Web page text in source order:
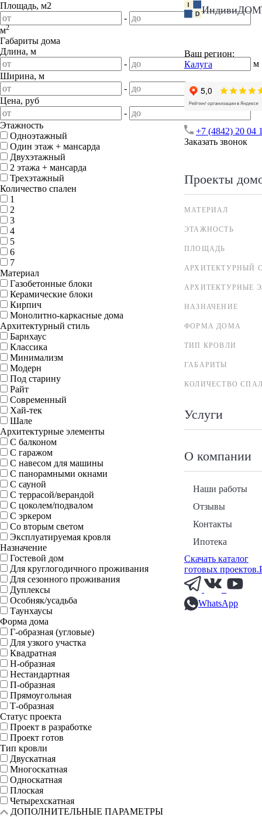
ИндивиДОМ
Ваш регион:
Калуга
+7 (4842) 20 04
Заказать звонок
Проекты
МАТЕРИАЛ
ЭТАЖНОСТЬ
ПЛОЩАДЬ
АРХИТЕКТУРНЫЙ
АРХИТЕКТУРНЫЕ
НАЗНАЧЕНИЕ
ФОРМА ДОМА
ТИП КРОВЛИ
ГАБАРИТЫ
КОЛИЧЕСТВО
Услуги
О компании
Наши работы
Отзывы
Контакты
Ипотека
Скачать каталог
готовых
WhatsApp
Площадь, м2
-
м2
Габариты дома
Длина, м
-
м
Ширина, м
-
м
Цена, руб
-
Этажность
Одноэтажный
Один этаж + мансарда
Двухэтажный
2 этажа + мансарда
Трехэтажный
Количество спален
1
2
3
4
5
6
7
Материал
Газобетонные блоки
Керамические блоки
Кирпич
Монолитно-каркасные дома
Архитектурный стиль
Барнхаус
Классика
Минимализм
Модерн
Под старину
Райт
Современный
Хай-тек
Шале
Архитектурные элементы
С балконом
С гаражом
С навесом для машины
С панорамными окнами
С сауной
С террасой/верандой
С цоколем/подвалом
С эркером
Со вторым светом
Эксплуатируемая кровля
Назначение
Гостевой дом
Для круглогодичного проживания
Для сезонного проживания
Дуплексы
Особняк/усадьба
Таунхаусы
Форма дома
Г-образная (угловые)
Для узкого участка
Квадратная
Н-образная
Нестандартная
П-образная
Прямоугольная
Т-образная
Статус проекта
Проект в разработке
Проект готов
Тип кровли
Двускатная
Многоскатная
Односкатная
Плоская
Четырехскатная
ДОПОЛНИТЕЛЬНЫЕ ПАРАМЕТРЫ